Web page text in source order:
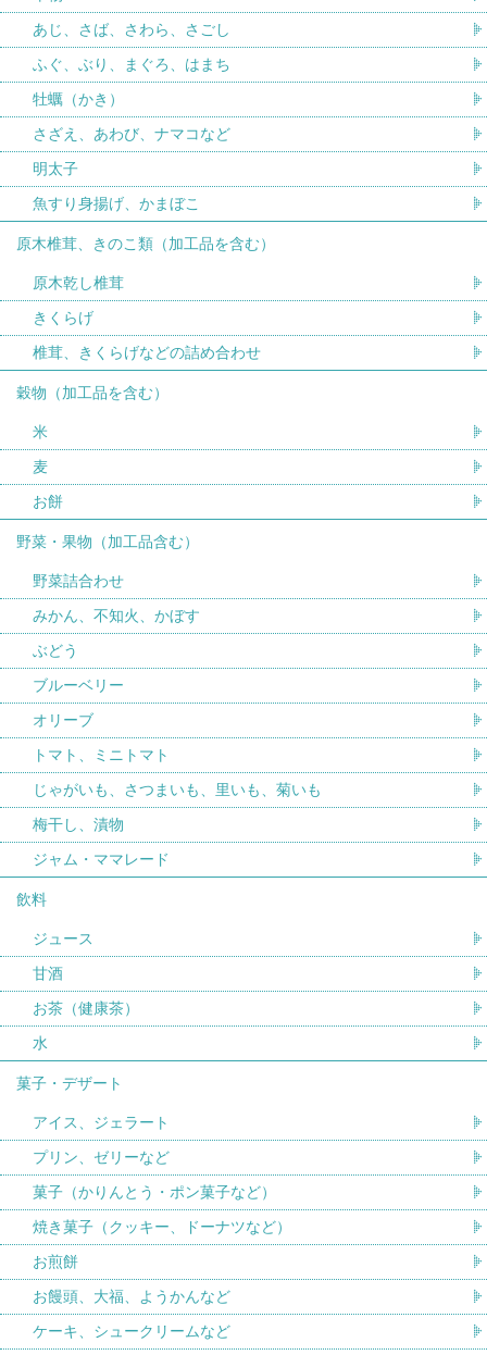
あじ、さば、さわら、さごし
ふぐ、ぶり、まぐろ、はまち
牡蠣（かき）
さざえ、あわび、ナマコなど
明太子
魚すり身揚げ、かまぼこ
原木椎茸、きのこ類（加工品を含む）
原木乾し椎茸
きくらげ
椎茸、きくらげなどの詰め合わせ
穀物（加工品を含む）
米
麦
お餅
野菜・果物（加工品含む）
野菜詰合わせ
みかん、不知火、かぼす
ぶどう
ブルーベリー
オリーブ
トマト、ミニトマト
じゃがいも、さつまいも、里いも、菊いも
梅干し、漬物
ジャム・ママレード
飲料
ジュース
甘酒
お茶（健康茶）
水
菓子・デザート
アイス、ジェラート
プリン、ゼリーなど
菓子（かりんとう・ポン菓子など）
焼き菓子（クッキー、ドーナツなど）
お煎餅
お饅頭、大福、ようかんなど
ケーキ、シュークリームなど